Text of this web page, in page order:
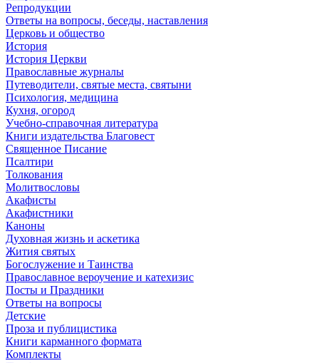
Репродукции
Ответы на вопросы, беседы, наставления
Церковь и общество
История
История Церкви
Православные журналы
Путеводители, святые места, святыни
Психология, медицина
Кухня, огород
Учебно-справочная литература
Книги издательства Благовест
Священное Писание
Псалтири
Толкования
Молитвословы
Акафисты
Акафистники
Каноны
Духовная жизнь и аскетика
Жития святых
Богослужение и Таинства
Православное вероучение и катехизис
Посты и Праздники
Ответы на вопросы
Детские
Проза и публицистика
Книги карманного формата
Комплекты